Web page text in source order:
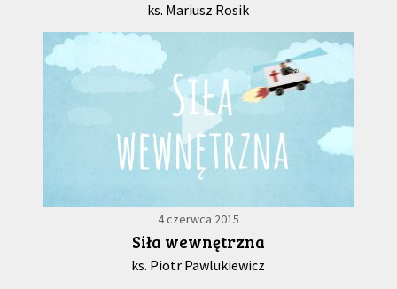
ks. Mariusz Rosik
4 czerwca 2015
Siła wewnętrzna
ks. Piotr Pawlukiewicz